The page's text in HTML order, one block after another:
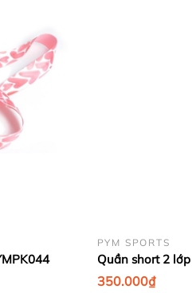
PYM SPORTS
Quần short 2
350.000₫